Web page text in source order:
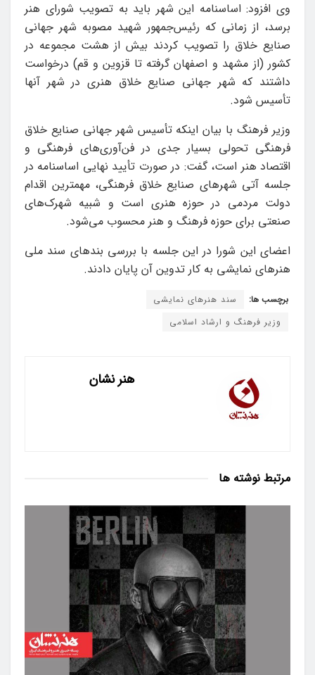
وی افزود: اساسنامه این شهر باید به تصویب شورای هنر
برسد، از زمانی که رئیس‌جمهور شهید مصوبه شهر جهانی
صنایع خلاق را تصویب کردند بیش از هشت مجموعه در
کشور (از مشهد و اصفهان گرفته تا قزوین و قم) درخواست
داشتند که شهر جهانی صنایع خلاق هنری در شهر آنها
تأسیس شود.
وزیر فرهنگ با بیان اینکه تأسیس شهر جهانی صنایع خلاق
فرهنگی تحولی بسیار جدی در فن‌آوری‌های فرهنگی و
اقتصاد هنر است، گفت: در صورت تأیید نهایی اساسنامه در
جلسه آتی شهرهای صنایع خلاق فرهنگی، مهمترین اقدام
دولت مردمی در حوزه هنری است و شبیه شهرک‌های
صنعتی برای حوزه فرهنگ و هنر محسوب می‌شود.
اعضای این شورا در این جلسه با بررسی بندهای سند ملی
هنرهای نمایشی به کار تدوین آن پایان دادند.
برچسب ها:
سند هنرهای نمایشی
وزیر فرهنگ و ارشاد اسلامی
هنر نشان
مرتبط نوشته ها